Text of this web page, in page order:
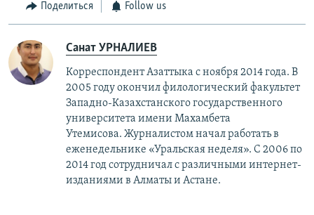
Поделиться Follow us
Санат УРНАЛИЕВ
Корреспондент Азаттыка с ноября 2014 года. В
2005 году окончил филологический факультет
Западно-Казахстанского государственного
университета имени Махамбета
Утемисова. Журналистом начал работать в
еженедельнике «Уральская неделя». С 2006 по
2014 год сотрудничал с различными интернет-
изданиями в Алматы и Астане.